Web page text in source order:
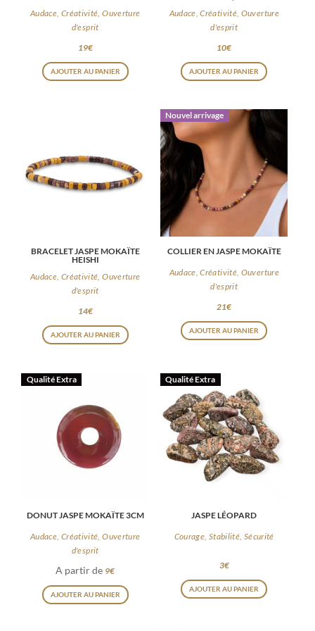
Audace, Créativité, Ouverture
d'esprit
19€
AJOUTER AU PANIER
Audace, Créativité, Ouverture
d'esprit
10€
AJOUTER AU PANIER
BRACELET JASPE MOKAÏTE
HEISHI
Audace, Créativité, Ouverture
d'esprit
14€
AJOUTER AU PANIER
Nouvel arrivage
COLLIER EN JASPE MOKAÏTE
Audace, Créativité, Ouverture
d'esprit
21€
AJOUTER AU PANIER
Qualité Extra
DONUT JASPE MOKAÏTE 3CM
Audace, Créativité, Ouverture
d'esprit
A partir de 9€
AJOUTER AU PANIER
Ce
Qualité Extra
JASPE LÉOPARD
Courage, Stabilité, Sécurité
3€
AJOUTER AU PANIER